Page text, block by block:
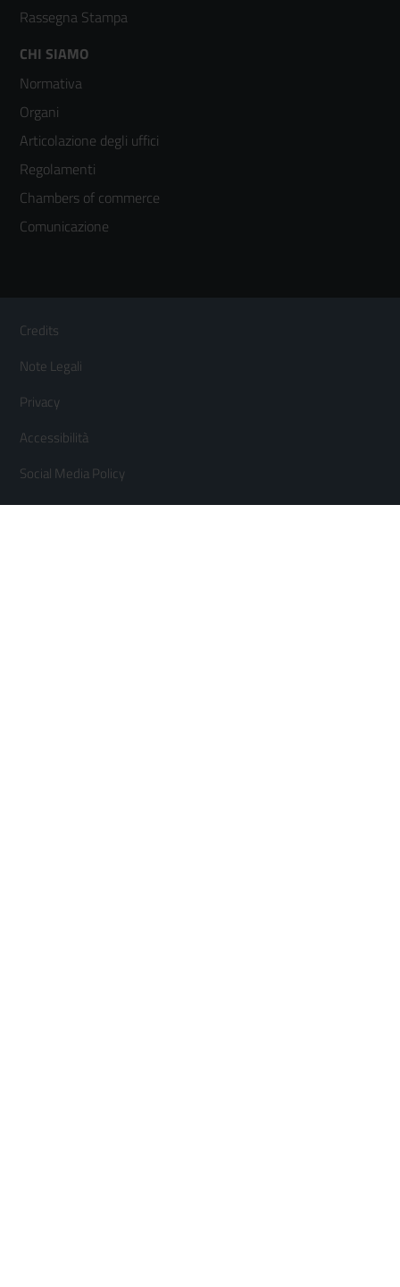
Rassegna Stampa
Footer
menù
colonna
3
CHI SIAMO
Normativa
Organi
Articolazione degli uffici
Regolamenti
Chambers of commerce
Comunicazione
Footer
Menù
orizzontale
Credits
Note Legali
Privacy
Accessibilità
Social Media Policy